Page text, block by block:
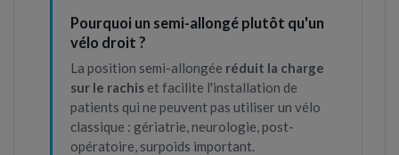
Pourquoi un semi-allongé plutôt qu'un
vélo droit ?
La position semi-allongée réduit la charge
sur le rachis et facilite l'installation de
patients qui ne peuvent pas utiliser un vélo
classique : gériatrie, neurologie, post-
opératoire, surpoids important.